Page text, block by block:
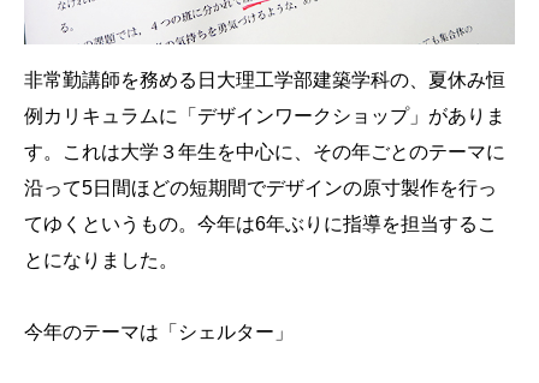
非常勤講師を務める日大理工学部建築学科の、夏休み恒
例カリキュラムに「デザインワークショップ」がありま
す。これは大学３年生を中心に、その年ごとのテーマに
沿って5日間ほどの短期間でデザインの原寸製作を行っ
てゆくというもの。今年は6年ぶりに指導を担当するこ
とになりました。
今年のテーマは「シェルター」